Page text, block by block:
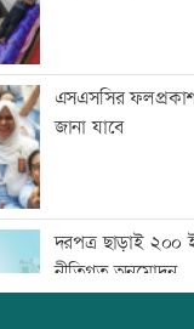
এসএসসির
জানা যাবে
দরপত্র ছাড়াই ২০০
নীতিগত অনুমোদন